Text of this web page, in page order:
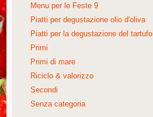
Menu per le Feste 9
Piatti per degustazione olio d'oliva
Piatti per la degustazione del tartufo
Primi
Primi di mare
Riciclo & valorizzo
Secondi
Senza categoria